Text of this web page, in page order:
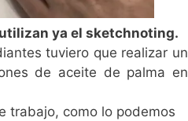
ya el sketchnoting.
tuviero que realizar un
de aceite de palma en
trabajo, como lo podemos